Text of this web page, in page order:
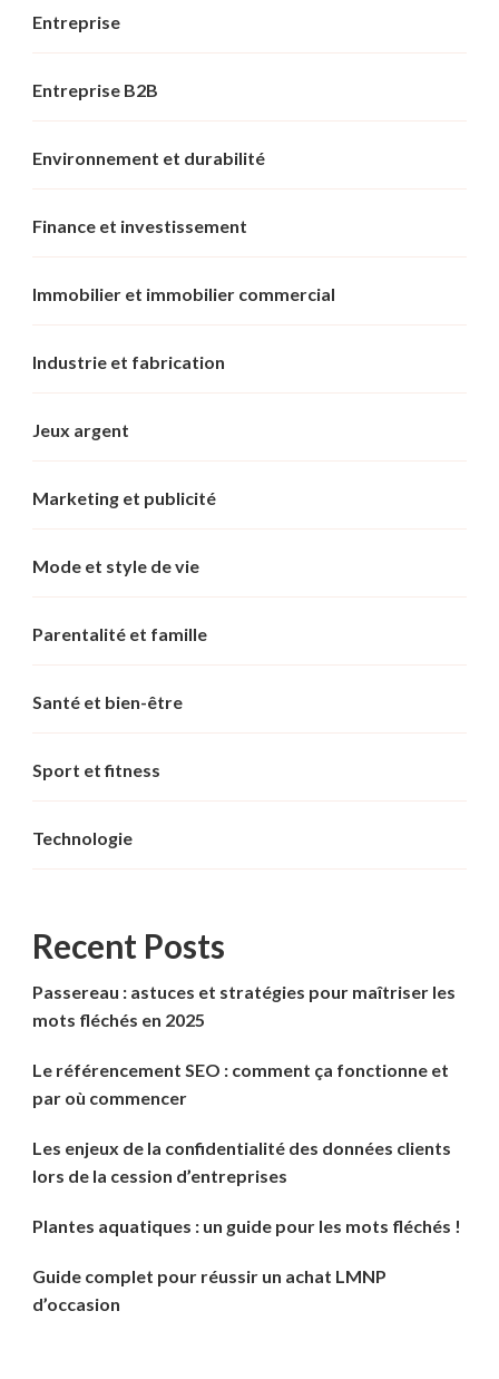
Entreprise
Entreprise B2B
Environnement et durabilité
Finance et investissement
Immobilier et immobilier commercial
Industrie et fabrication
Jeux argent
Marketing et publicité
Mode et style de vie
Parentalité et famille
Santé et bien-être
Sport et fitness
Technologie
Recent Posts
Passereau : astuces et stratégies pour maîtriser les
mots fléchés en 2025
Le référencement SEO : comment ça fonctionne et
par où commencer
Les enjeux de la confidentialité des données clients
lors de la cession d’entreprises
Plantes aquatiques : un guide pour les mots fléchés !
Guide complet pour réussir un achat LMNP
d’occasion